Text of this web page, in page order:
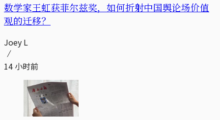
数学家王虹获菲尔兹奖，如何折射中国舆论场价值
观的迁移？
Joey L
14 小时前